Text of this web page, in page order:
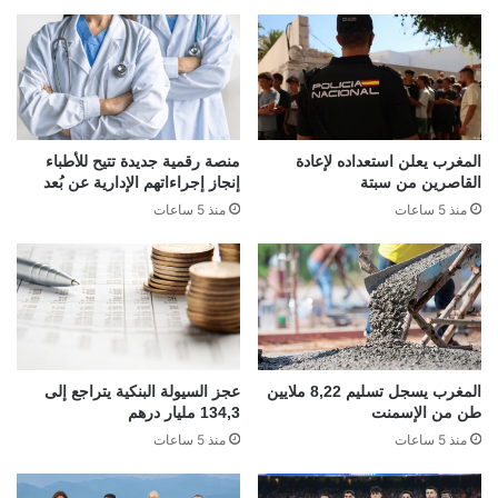
المغرب يعلن استعداده لإعادة
القاصرين من سبتة
منذ 5 ساعات
منصة رقمية جديدة تتيح للأطباء
إنجاز إجراءاتهم الإدارية عن بُعد
منذ 5 ساعات
المغرب يسجل تسليم 8,22 ملايين
طن من الإسمنت
منذ 5 ساعات
عجز السيولة البنكية يتراجع إلى
134,3 مليار درهم
منذ 5 ساعات